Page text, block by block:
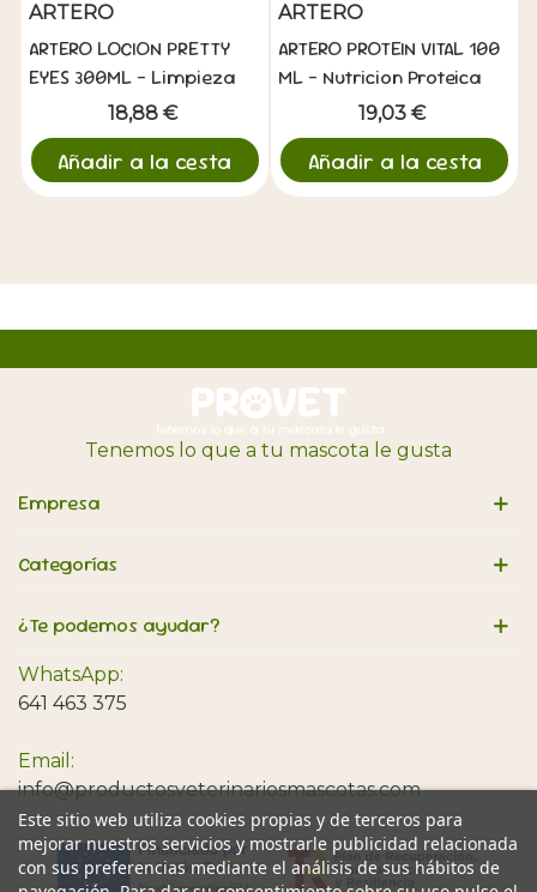
ARTERO
ARTERO LOCION PRETTY
EYES 300ML - Limpieza
Ocular Suave
18,88 €
Añadir a la cesta
ARTERO
ARTERO PROTEIN VITAL 100
ML - Nutricion Proteica
19,03 €
Añadir a la cesta
Este sitio web utiliza cookies propias y de terceros para
mejorar nuestros servicios y mostrarle publicidad relacionada
con sus preferencias mediante el análisis de sus hábitos de
Tenemos lo que a tu mascota le gusta
Empresa
Categorías
¿Te podemos ayudar?
WhatsApp:
641 463 375
Email:
info@productosveterinariosmascotas.com